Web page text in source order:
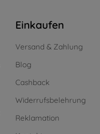
Einkaufen
Versand & Zahlung
Blog
Cashback
Widerrufsbelehrung
Reklamation